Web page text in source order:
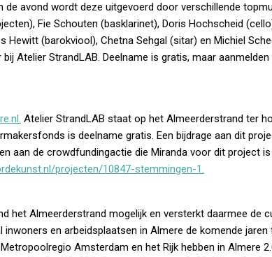
avond wordt deze uitgevoerd door verschillende
Fie Schouten (basklarinet), Doris Hochscheid
(barokviool), Chetna Sehgal (sitar) en Michiel
Atelier StrandLAB. Deelname is gratis, maar aanmelden
Atelier StrandLAB staat op het Almeerderstrand ter
is deelname gratis. Een bijdrage aan dit
aan de crowdfundingactie die Miranda voor dit project is
projecten/10847-stemmingen-1.
het Almeerderstrand mogelijk en versterkt daarmee de
en arbeidsplaatsen in Almere de komende jaren
Amsterdam en het Rijk hebben in Almere